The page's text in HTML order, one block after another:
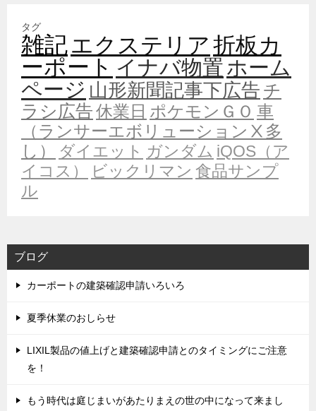
タグ
雑記エクステリア折板カ
ーポート イナバ物置ホーム
ページ 山形新聞記事下広告 チ
ラシ広告休業日 ポケモンＧＯ 車
（ランサーエボリューションⅩ多
し）
ダイエット ガンダム iQOS（ア
イコス）
ビックリマン 食品サンプ
ル
ブログ
カーポートの建築確認申請いろいろ
夏季休業のおしらせ
LIXIL製品の値上げと建築確認申請とのタイミングにご注意
を！
もう時代は庭じまいがあたりまえの世の中になって来まし